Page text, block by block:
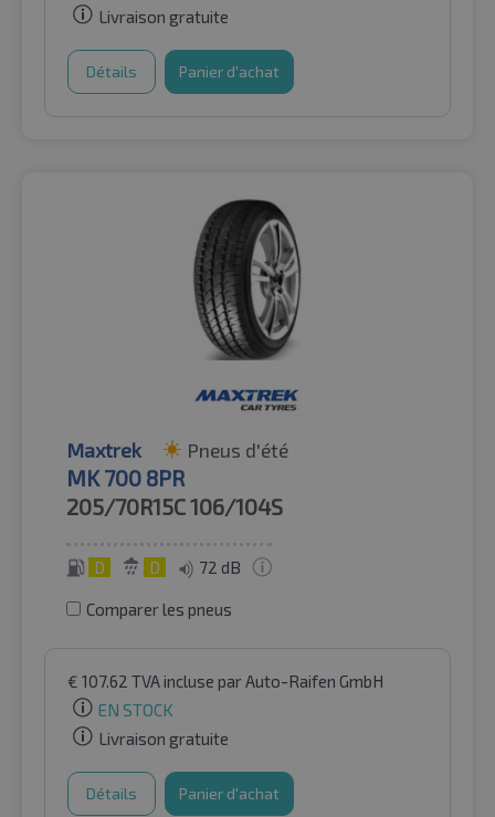
Livraison gratuite
Détails Panier d'achat
Maxtrek Pneus d'été
MK 700 8PR
205/70R15C106/104S
D D 72 dB
Comparer les pneus
€ 107.62 TVA incluse par Auto-Raifen GmbH
EN STOCK
Livraison gratuite
Détails Panier d'achat